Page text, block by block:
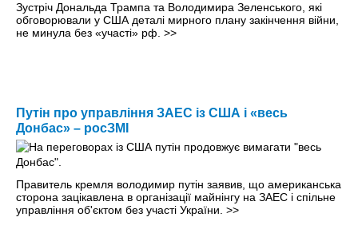
Зустріч Дональда Трампа та Володимира Зеленського, які
обговорювали у США деталі мирного плану закінчення війни,
не минула без «участі» рф. >>
Путін про управління ЗАЕС із США і «весь
Донбас» – росЗМІ
Правитель кремля володимир путін заявив, що американська
сторона зацікавлена в організації майнінгу на ЗАЕС і спільне
управління об'єктом без участі України. >>